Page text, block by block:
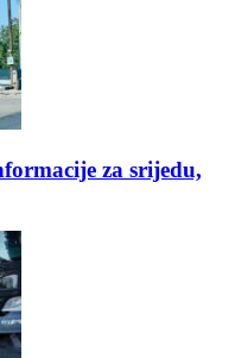
za srijedu,